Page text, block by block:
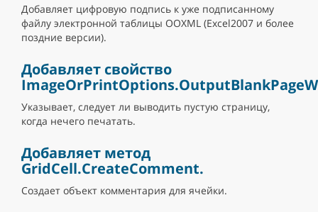
Добавляет цифровую подпись к уже подписанному
файлу электронной таблицы OOXML (Excel2007 и более
поздние версии).
Добавляет свойство
Указывает, следует ли выводить пустую страницу,
когда нечего печатать.
Добавляет метод
GridCell.CreateComment.
Создает объект комментария для ячейки.